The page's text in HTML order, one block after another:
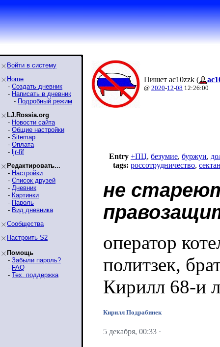
Войти в систему
Home
- Создать дневник
- Написать в дневник
- Подробный режим
LJ.Rossia.org
- Новости сайта
- Общие настройки
- Sitemap
- Оплата
- ljr-fif
Редактировать...
- Настройки
- Список друзей
- Дневник
- Картинки
- Пароль
- Вид дневника
Сообщества
Настроить S2
Помощь
- Забыли пароль?
- FAQ
- Тех. поддержка
Пишет ac10zzk (
@ 2020-12-08 12:26:00
Entry
tags:
+ПЦ, безумие, буржуи,
россотрудничество,
не
оператор
политзек,
Кирилл 68-и
Кирилл Подрабинек
5 декабря, 00:33 ·